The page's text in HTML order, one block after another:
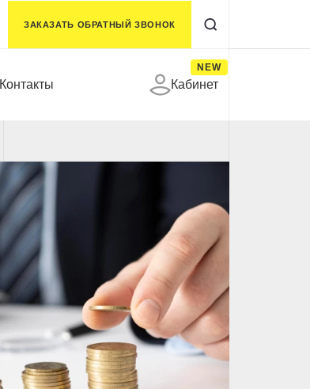
ЗАКАЗАТЬ ОБРАТНЫЙ ЗВОНОК
Контакты Кабинет
NEW